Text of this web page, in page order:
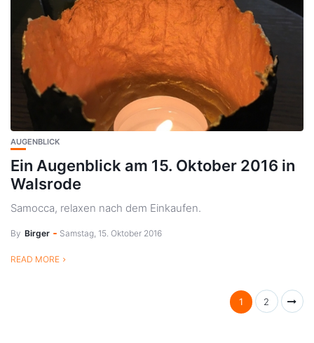
AUGENBLICK
Ein Augenblick am 15. Oktober 2016 in
Walsrode
Samocca, relaxen nach dem Einkaufen.
By Birger Samstag, 15. Oktober 2016
READ MORE
1 2